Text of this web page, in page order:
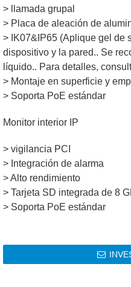
> llamada grupal
> Placa de aleación de
> IK07&IP65 (Aplique gel de
dispositivo y la pared.. Se
líquido.. Para detalles,
> Montaje en superficie y
> Soporta PoE estándar
Monitor interior IP
> vigilancia PCI
> Integración de alarma
> Alto rendimiento
> Tarjeta SD integrada de 8
> Soporta PoE estándar
